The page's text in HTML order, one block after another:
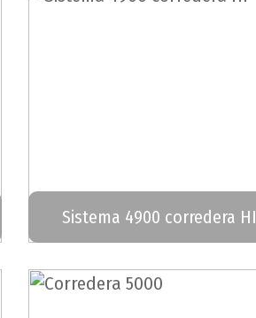
Sistema 4900 corredera HI